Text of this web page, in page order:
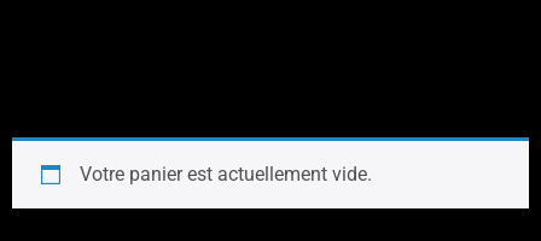
Votre panier est actuellement vide.